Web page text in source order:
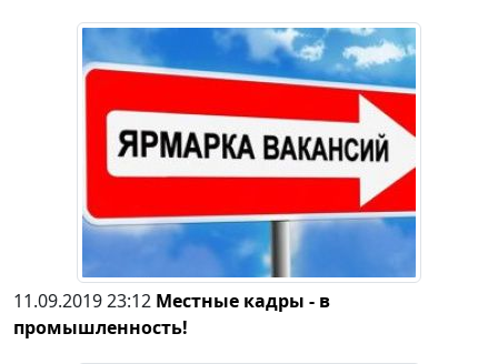
11.09.2019 23:12 Местные кадры - в
промышленность!